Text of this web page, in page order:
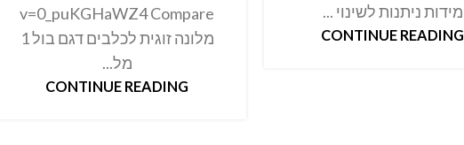
מידות ניתנות לשינוי ...
CONTINUE READING
v=0_puKGHaWZ4 Compare
מלונה זוגית לכלבים דגם בול 1
מל...
CONTINUE READING